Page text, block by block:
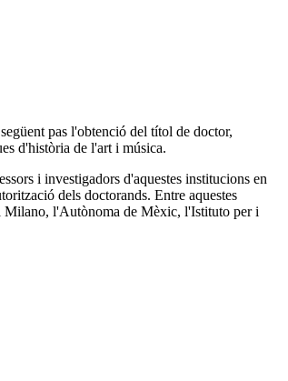
pas l'obtenció del títol de doctor,
d'història de l'art i música.
i investigadors d'aquestes institucions en
dels doctorands. Entre aquestes
Milano, l'Autònoma de Mèxic, l'Istituto per i